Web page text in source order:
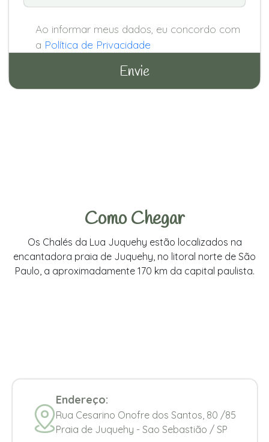
Ao informar meus dados, eu concordo com
a Política de Privacidade
Como Chegar
Os Chalés da Lua Juquehy estão localizados na
encantadora praia de Juquehy, no litoral norte de São
Paulo, a aproximadamente 170 km da capital paulista.
Endereço:
Rua Cesarino Onofre dos Santos, 80 /85
Praia de Juquehy - Sao Sebastião / SP